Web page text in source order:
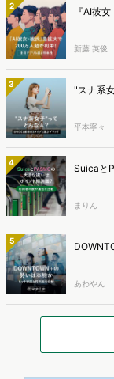
2 『AI彼
新藤 英俊
3 "スナ系
平本寧々
4 Suicaと
まりん
5
あわやん